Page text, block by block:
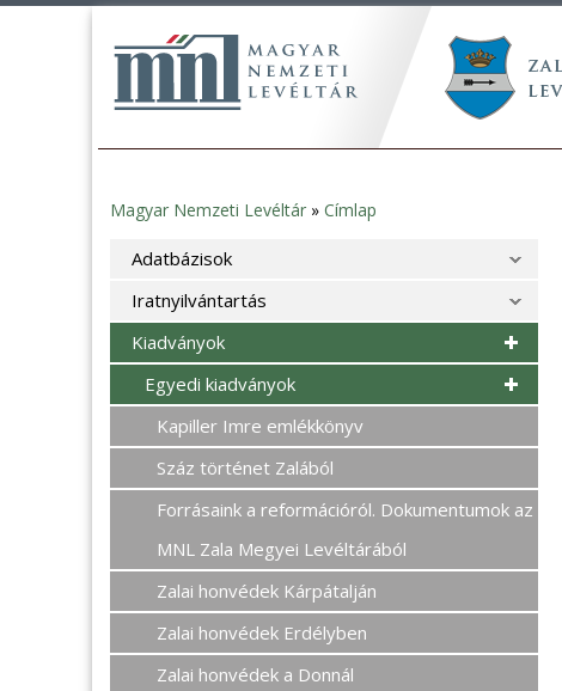
Jelenlegi
hely
Magyar Nemzeti Levéltár » Címlap
Adatbázisok
Iratnyilvántartás
Kiadványok
Egyedi kiadványok
Kapiller Imre emlékkönyv
Száz történet Zalából
Forrásaink a reformációról. Dokumentumok az
MNL Zala Megyei Levéltárából
Zalai honvédek Kárpátalján
Zalai honvédek Erdélyben
Zalai honvédek a Donnál